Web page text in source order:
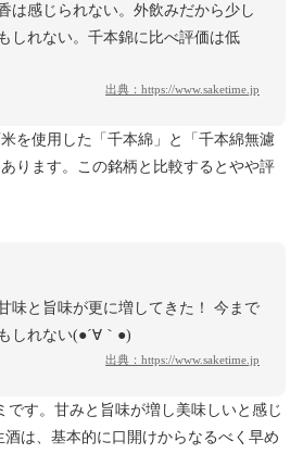
は感じられない。外飲みだから少し
しれない。千本錦に比べ評価は低
出典： https://www.saketime.jp
を使用した「千本綿」と「千本綿無濾
ります。この銘柄と比較するとやや評
味と旨味が更に増してきた！ 今まで
しれない(●´∀｀●)
出典： https://www.saketime.jp
です。甘みと旨味が増し美味しいと感じ
は、基本的に口開けからなるべく早め